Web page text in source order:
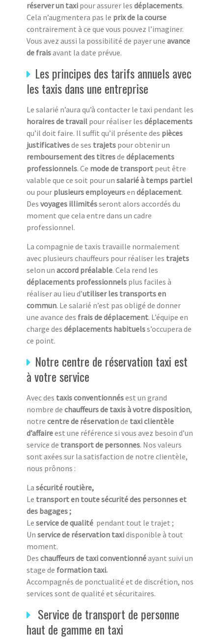
réserver un taxi pour assurer les déplacements.
Cela n’augmentera pas le prix de la course
contrairement à ce que vous pouvez l’imaginer.
Vous avez aussi la possibilité de payer une avance
de fraisavant la date prévue.
Les principes des tarifs annuels avec
les taxis dans une entreprise
Le salarié n’aura qu’à contacter le taxi pendant les
horaires de travail pour réaliser les déplacements
qu’il doit faire. Il suffit qu’il présente des pièces
justificativesde ses trajets pour obtenir un
remboursement des titresde déplacements
professionnels. Ce mode de transport peut être
valable que ce soit pour un salarié à temps partiel
ou pour plusieurs employeursen déplacement.
Des voyages illimitésseront alors accordés du
moment que cela entre dans un cadre
professionnel.
La compagnie de taxis travaille normalement
avec plusieurs chauffeurs pour réaliser les trajets
selon un accord préalable. Cela rend les
déplacements professionnels plus faciles à
réaliser au lieu d’utiliser les transports en
commun. Le salarié n’est pas obligé de donner
une avance des frais de déplacement. L’équipe en
charge des déplacements habituelss’occupera de
ce point.
Notre centre de réservation taxi est
à votre service
Avec des taxis conventionnésest un grand
nombre de chauffeurs de taxis à votre disposition,
notre centre de réservationde taxi clientèle
d’affaireest une référence si vous avez besoin d’un
service de transport de personnes. Nos valeurs
sont axées sur la satisfaction de notre clientèle,
nous prônons :
La sécurité routière,
Le transport en toute sécurité des personnes et
des bagages ;
Le service de qualité pendant tout le trajet ;
Un service de réservation taxidisponible à tout
moment.
Des chauffeurs de taxi conventionnéayant suivi un
stage de formation taxi.
Accompagnés de ponctualité et de discrétion, nos
services sont de qualité et sécuritaires.
Service de transport de personne
haut de gamme en taxi